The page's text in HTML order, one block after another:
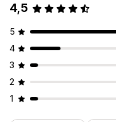
4,5
5
4
3
2
1